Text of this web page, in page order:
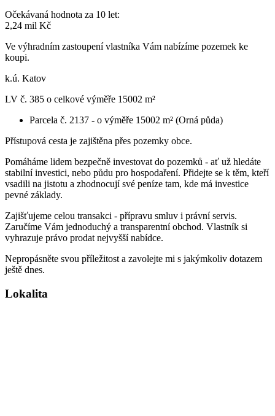
Očekávaná hodnota za 10 let:
2,24 mil Kč
Ve výhradním zastoupení vlastníka Vám nabízíme pozemek ke
koupi.
k.ú. Katov
LV č. 385 o celkové výměře 15002 m²
Parcela č. 2137 - o výměře 15002 m² (Orná půda)
Přístupová cesta je zajištěna přes pozemky obce.
Pomáháme lidem bezpečně investovat do pozemků - ať už hledáte
stabilní investici, nebo půdu pro hospodaření. Přidejte se k těm, kteří
vsadili na jistotu a zhodnocují své peníze tam, kde má investice
pevné základy.
Zajišťujeme celou transakci - přípravu smluv i právní servis.
Zaručíme Vám jednoduchý a transparentní obchod. Vlastník si
vyhrazuje právo prodat nejvyšší nabídce.
Nepropásněte svou příležitost a zavolejte mi s jakýmkoliv dotazem
ještě dnes.
Lokalita